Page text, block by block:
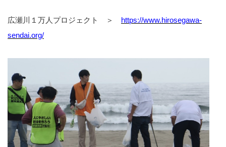
広瀬川１万人プロジェクト ＞ https://www.hirosegawa-
sendai.org/